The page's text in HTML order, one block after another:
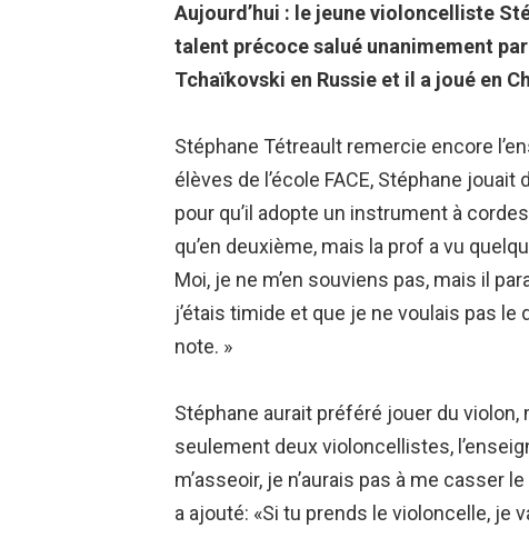
Aujourd’hui : le jeune violoncelliste
talent précoce salué unanimement
Tchaïkovski en Russie et il a joué en
Stéphane Tétreault remercie encore
élèves de l’école FACE, Stéphane
pour qu’il adopte un instrument à
qu’en deuxième, mais la prof a vu
Moi, je ne m’en souviens pas, mais il
j’étais timide et que je ne voulais pas
note. »
Stéphane aurait préféré jouer du
seulement deux violoncellistes,
m’asseoir, je n’aurais pas à me casser
a ajouté: «Si tu prends le violoncelle, je